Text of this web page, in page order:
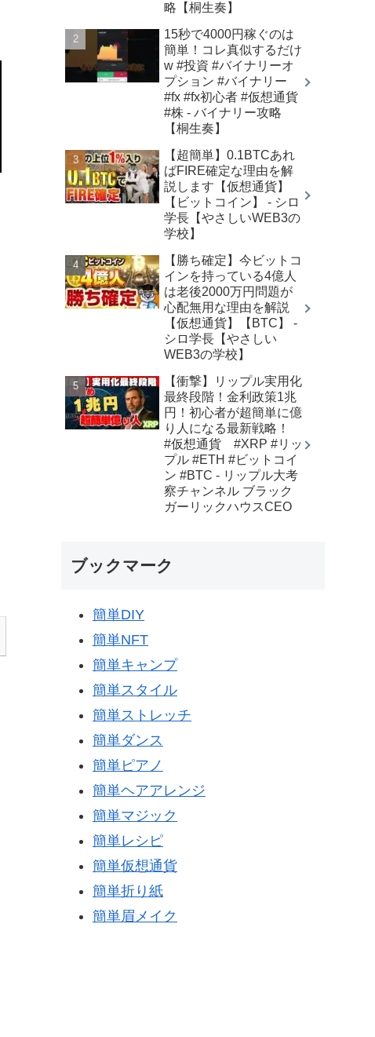
略【桐生奏】
15秒で4000円稼ぐのは
簡単！コレ真似するだけ
w #投資 #バイナリーオ
プション #バイナリー
#fx #fx初心者 #仮想通貨
#株 - バイナリー攻略
【桐生奏】
【超簡単】0.1BTCあれ
ばFIRE確定な理由を解
説します【仮想通貨】
【ビットコイン】 - シロ
学長【やさしいWEB3の
学校】
【勝ち確定】今ビットコ
インを持っている4億人
は老後2000万円問題が
心配無用な理由を解説
【仮想通貨】【BTC】 -
シロ学長【やさしい
WEB3の学校】
【衝撃】リップル実用化
最終段階！金利政策1兆
円！初心者が超簡単に億
り人になる最新戦略！
#仮想通貨 #XRP #リッ
プル #ETH #ビットコイ
ン #BTC - リップル大考
察チャンネル ブラック
ガーリックハウスCEO
ブックマーク
簡単DIY
簡単NFT
簡単キャンプ
簡単スタイル
簡単ストレッチ
簡単ダンス
簡単ピアノ
簡単ヘアアレンジ
簡単マジック
簡単レシピ
簡単仮想通貨
簡単折り紙
簡単眉メイク